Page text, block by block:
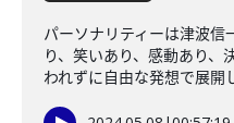
パーソナリティーは津波信
り、笑いあり、感動あり、
われずに自由な発想で展開